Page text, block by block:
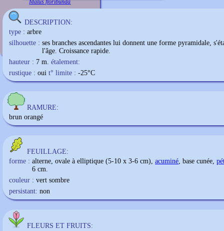
Malus floribunda
DESCRIPTION:
type : arbre
silhouette : ses branches ascendantes lui donnent une forme pyramidale,
l'âge. Croissance rapide.
hauteur : 7 m. étalement:
rustique : oui t° limite : -25°C
RAMURE:
brun orangé
FEUILLAGE:
forme : alterne, ovale à elliptique (5-10 x 3-6 cm), acuminé, base cunée,
6 cm.
couleur : vert sombre
persistant: non
FLEURS ET FRUITS: